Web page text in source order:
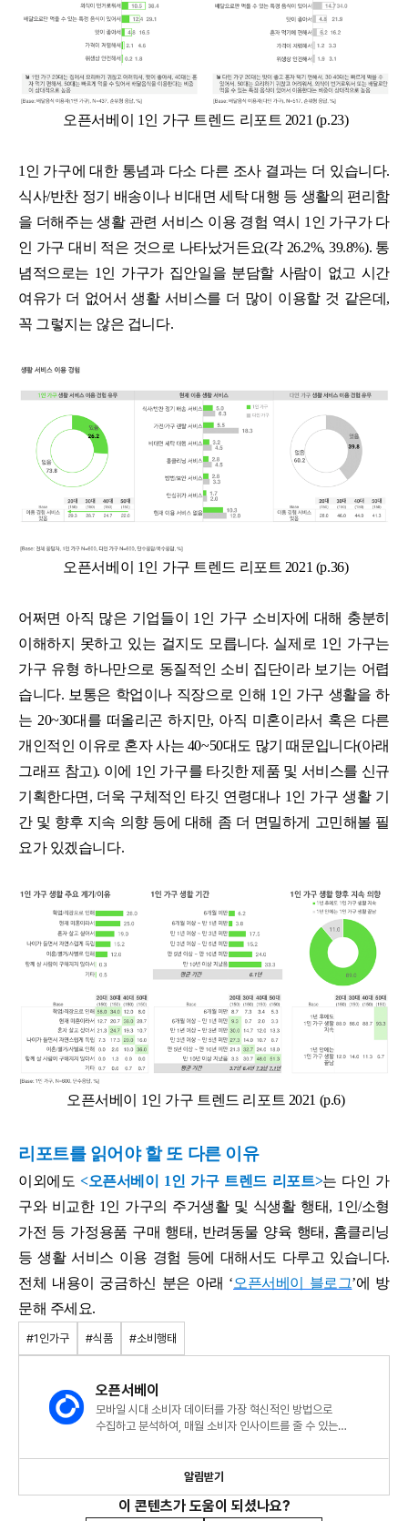
오픈서베이 1인 가구 트렌드 리포트 2021 (p.23)
1인 가구에 대한 통념과 다소 다른 조사 결과는 더 있습니다.
식사/반찬 정기 배송이나 비대면 세탁 대행 등 생활의 편리함
을 더해주는 생활 관련 서비스 이용 경험 역시 1인 가구가 다
인 가구 대비 적은 것으로 나타났거든요(각 26.2%, 39.8%). 통
념적으로는 1인 가구가 집안일을 분담할 사람이 없고 시간
여유가 더 없어서 생활 서비스를 더 많이 이용할 것 같은데,
꼭 그렇지는 않은 겁니다.
오픈서베이 1인 가구 트렌드 리포트 2021 (p.36)
어쩌면 아직 많은 기업들이 1인 가구 소비자에 대해 충분히
이해하지 못하고 있는 걸지도 모릅니다. 실제로 1인 가구는
가구 유형 하나만으로 동질적인 소비 집단이라 보기는 어렵
습니다. 보통은 학업이나 직장으로 인해 1인 가구 생활을 하
는 20~30대를 떠올리곤 하지만, 아직 미혼이라서 혹은 다른
개인적인 이유로 혼자 사는 40~50대도 많기 때문입니다(아래
그래프 참고). 이에 1인 가구를 타깃한 제품 및 서비스를 신규
기획한다면, 더욱 구체적인 타깃 연령대나 1인 가구 생활 기
간 및 향후 지속 의향 등에 대해 좀 더 면밀하게 고민해볼 필
요가 있겠습니다.
오픈서베이 1인 가구 트렌드 리포트 2021 (p.6)
리포트를 읽어야 할 또 다른 이유
이외에도<오픈서베이 1인 가구 트렌드 리포트>는 다인 가
구와 비교한 1인 가구의 주거생활 및 식생활 행태, 1인/소형
가전 등 가정용품 구매 행태, 반려동물 양육 행태, 홈클리닝
등 생활 서비스 이용 경험 등에 대해서도 다루고 있습니다.
전체 내용이 궁금하신 분은 아래 ‘오픈서베이 블로그’에 방
문해 주세요.
#1인가구 #식품 #소비행태
오픈서베이
모바일 시대 소비자 데이터를 가장 혁신적인 방법으로
수집하고 분석하여, 매월 소비자 인사이트를 줄 수 있는
알림받기
이 콘텐츠가 도움이 되셨나요?